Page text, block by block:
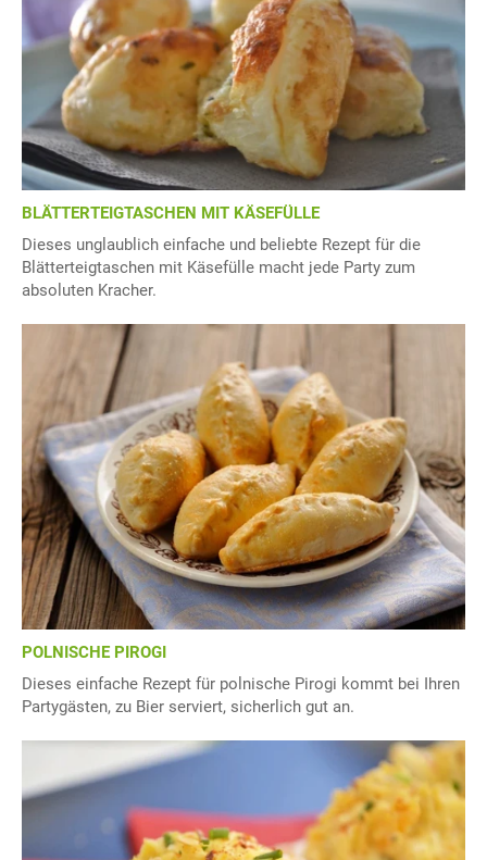
BLÄTTERTEIGTASCHEN MIT KÄSEFÜLLE
Dieses unglaublich einfache und beliebte Rezept für die
Blätterteigtaschen mit Käsefülle macht jede Party zum
absoluten Kracher.
POLNISCHE PIROGI
Dieses einfache Rezept für polnische Pirogi kommt bei Ihren
Partygästen, zu Bier serviert, sicherlich gut an.